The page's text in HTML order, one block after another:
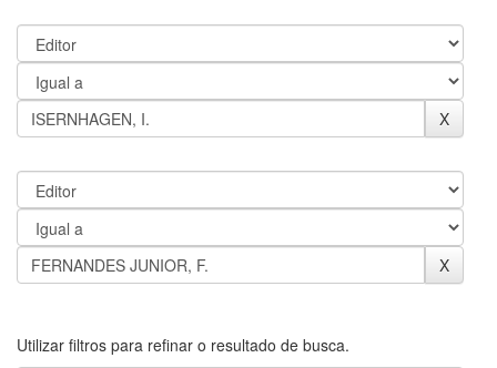
Utilizar filtros para refinar o resultado de busca.